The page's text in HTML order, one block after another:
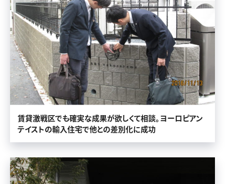
賃貸激戦区でも確実な成果が欲しくて相談。ヨーロピアン
テイストの輸入住宅で他との差別化に成功